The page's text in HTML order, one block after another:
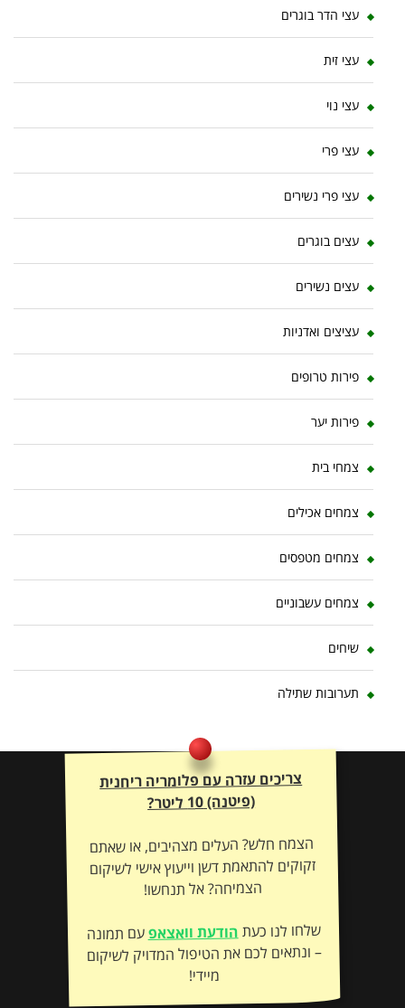
עצי הדר בוגרים
עצי זית
עצי נוי
עצי פרי
עצי פרי נשירים
עצים בוגרים
עצים נשירים
עציצים ואדניות
פירות טרופים
פירות יער
צמחי בית
צמחים אכילים
צמחים מטפסים
צמחים עשבוניים
שיחים
תערובות שתילה
צריכים עזרה עם פלומריה ריחנית
(פיטנה) 10 ליטר?
הצמח חלש? העלים מצהיבים, או שאתם
זקוקים להתאמת דשן וייעוץ אישי לשיקום
הצמיחה? אל תנחשו!
שלחו לנו כעתהודעת וואצאפעם תמונה
– ונתאים לכם את הטיפול המדויק לשיקום
מיידי!